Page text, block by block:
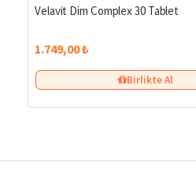
Velavit Dim Complex 30 Tablet
1.749,00 ₺
Birlikte Al